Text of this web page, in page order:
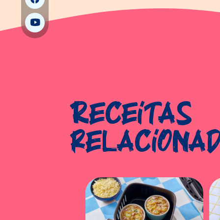
Receitas